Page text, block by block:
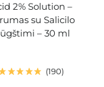
2% Solution –
su Salicilo
– 30 ml
190